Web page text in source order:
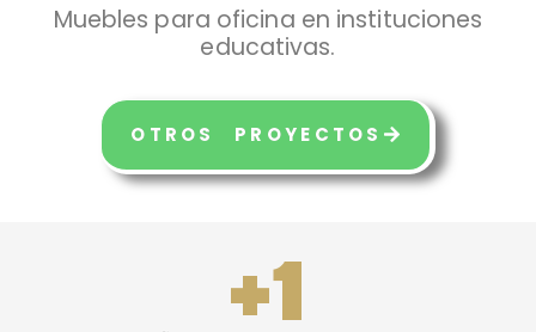
Muebles para oficina en instituciones
educativas.
OTROS PROYECTOS
+1